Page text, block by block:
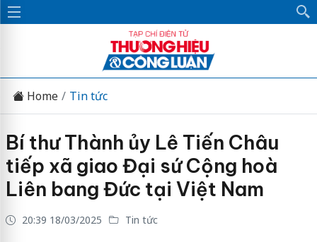
Home Tin tức
Bí thư Thành ủy Lê Tiến Châu
tiếp xã giao Đại sứ Cộng hoà
Liên bang Đức tại Việt Nam
20:39 18/03/2025 Tin tức